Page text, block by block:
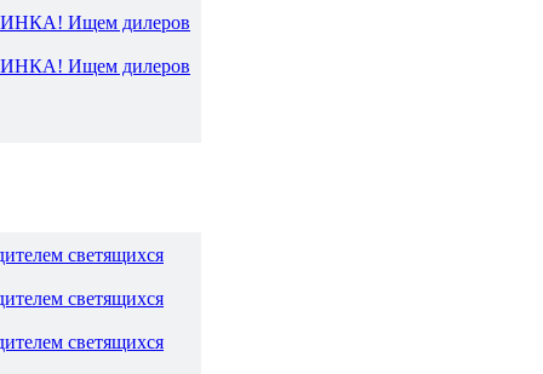
Ищем дилеров
Ищем дилеров
светящихся
светящихся
светящихся